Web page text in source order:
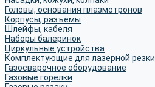
Головы, основания плазмотронов
Корпусы, разъёмы
Шлейфы, кабеля
Наборы балеринок
Циркульные устройства
Комплектующие для лазерной резки
Газосварочное оборудование
Газовые горелки